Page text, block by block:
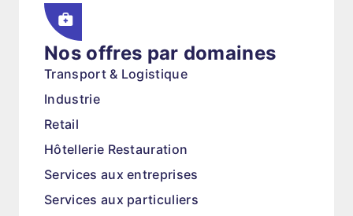
Nos offres par domaines
Transport & Logistique
Industrie
Retail
Hôtellerie Restauration
Services aux entreprises
Services aux particuliers